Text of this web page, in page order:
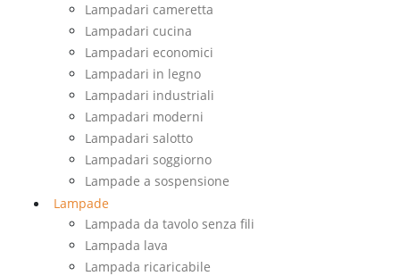
Lampadari cameretta
Lampadari cucina
Lampadari economici
Lampadari in legno
Lampadari industriali
Lampadari moderni
Lampadari salotto
Lampadari soggiorno
Lampade a sospensione
Lampade
Lampada da tavolo senza fili
Lampada lava
Lampada ricaricabile